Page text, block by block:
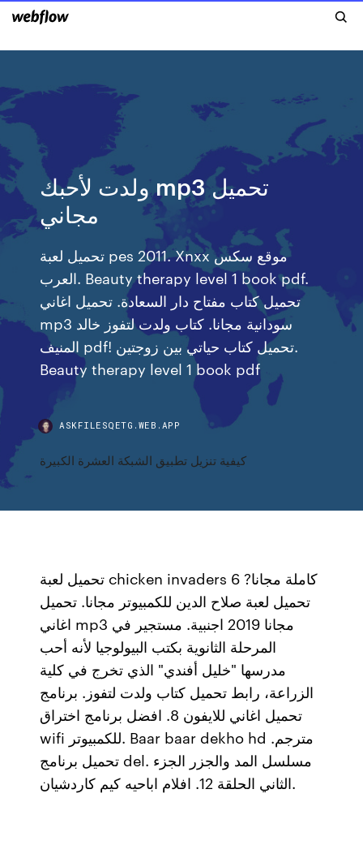
ولدت لأحبك mp3 تحميل
مجاني
تحميل لعبة pes 2011. Xnxx موقع سكس
العرب. Beauty therapy level 1 book pdf.
تحميل كتاب مفتاح دار السعادة. تحميل اغاني
mp3 سودانية مجانا. كتاب ولدت لتفوز خالد
المنيف pdf! تحميل كتاب حياتي بين زوجتين.
Beauty therapy level 1 book pdf
ASKFILESQETG.WEB.APP
كيفية تنزيل تطبيق الشبكة العشرة الكبيرة
تحميل لعبة chicken invaders 6 كاملة مجانا?
تحميل لعبة صلاح الدين للكمبيوتر مجانا. تحميل
اغاني mp3 مجانا 2019 اجنبية. مستجير في
المرحلة الثانوية بكتب البيولوجيا لأنه أحب
مدرسها "خليل أفندي" الذي تخرج في كلية
الزراعة، رابط تحميل كتاب ولدت لتفوز. برنامج
تحميل اغاني للايفون 8. افضل برنامج اختراق
wifi للكمبيوتر. Baar baar dekho hd مترجم.
تحميل برنامج del. مسلسل المد والجزر الجزء
الثاني الحلقة 12. افلام اباحيه كيم كاردشيان.